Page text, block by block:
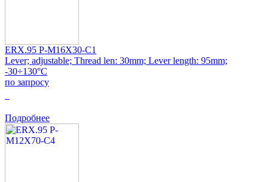
ERX.95 P-M16X30-C1
Lever; adjustable; Thread len: 30mm; Lever length: 95mm;
-30÷130°C
по запросу
Подробнее